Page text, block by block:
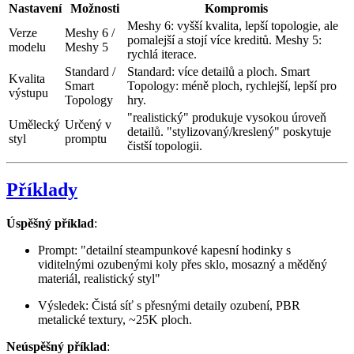
Nastavení Možnosti
Kompromis
Verze
modelu
Meshy 6 /
Meshy 5
Meshy 6: vyšší kvalita, lepší topologie, ale
pomalejší a stojí více kreditů. Meshy 5:
rychlá iterace.
Kvalita
výstupu
Standard /
Smart
Topology
Standard: více detailů a ploch. Smart
Topology: méně ploch, rychlejší, lepší pro
hry.
Umělecký
styl
Určený v
promptu
"realistický" produkuje vysokou úroveň
detailů. "stylizovaný/kreslený" poskytuje
čistší topologii.
Příklady
Úspěšný příklad:
Prompt: "detailní steampunkové kapesní hodinky s
viditelnými ozubenými koly přes sklo, mosazný a měděný
materiál, realistický styl"
Výsledek: Čistá síť s přesnými detaily ozubení, PBR
metalické textury, ~25K ploch.
Neúspěšný příklad: